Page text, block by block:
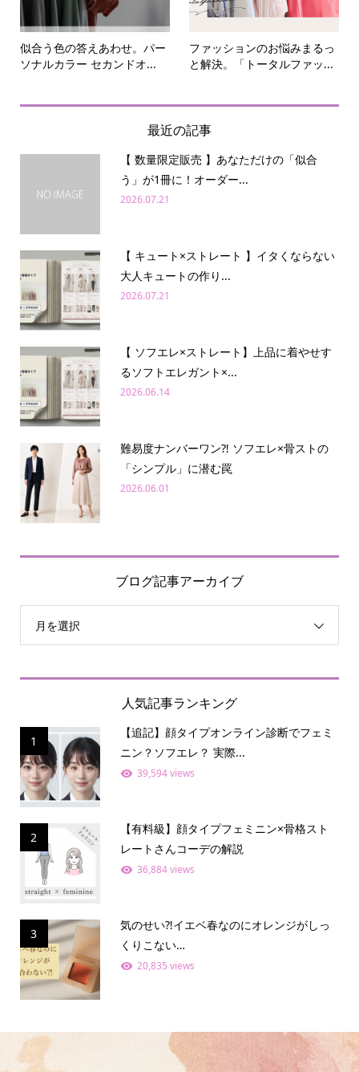
似合う色の答えあわせ。パー
ソナルカラー セカンドオ...
ファッションのお悩みまるっ
と解決。「トータルファッ...
最近の記事
【 数量限定販売 】あなただけの「似合
う」が1冊に！オーダー...
2026.07.21
【 キュート×ストレート 】イタくならない
大人キュートの作り...
2026.07.21
【 ソフエレ×ストレート】上品に着やせす
るソフトエレガント×...
2026.06.14
難易度ナンバーワン⁈ ソフエレ×骨ストの
「シンプル」に潜む罠
2026.06.01
ブログ記事アーカイブ
月を選択
人気記事ランキング
1
【追記】顔タイプオンライン診断でフェミ
ニン？ソフエレ？ 実際...
39,594 views
2
【有料級】顔タイプフェミニン×骨格スト
レートさんコーデの解説
36,884 views
3
気のせい⁈イエベ春なのにオレンジがしっ
くりこない…
20,835 views